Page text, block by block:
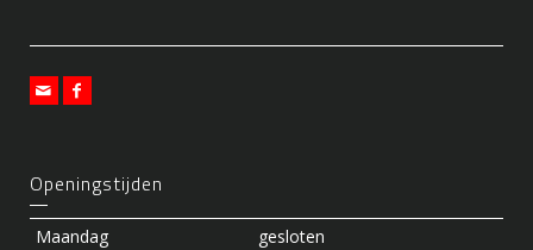
Openingstijden
Maandag
gesloten